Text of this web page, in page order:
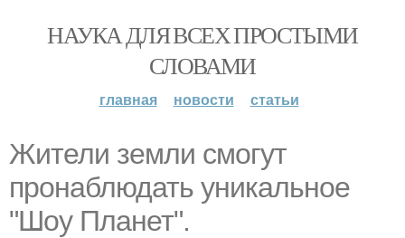
НАУКА ДЛЯ ВСЕХ ПРОСТЫМИ
СЛОВАМИ
главная новости статьи
Жители земли смогут
пронаблюдать уникальное
"Шоу Планет".